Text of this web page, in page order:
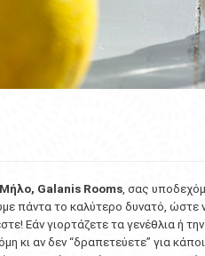
Galanis Rooms, σας
πάντα το καλύτερο δυνατό, ώστε
Εάν γιορτάζετε τα γενέθλια ή
κι αν δεν “δραπετεύετε” για